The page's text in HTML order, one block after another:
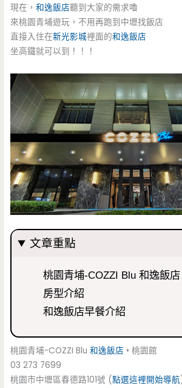
現在，和逸飯店聽到大家的需求嚕
來桃園青埔遊玩，不用再跑到中壢找飯店
直接入住在新光影城裡面的和逸飯店
坐高鐵就可以到！！！
文章重點
桃園青埔-COZZI Blu 和逸飯店
房型介紹
和逸飯店早餐介紹
桃園青埔-COZZI Blu和逸飯店 • 桃園館
03 273 7699
桃園市中壢區春德路101號 (點選這裡開始導航